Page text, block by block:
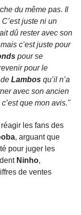
du même pas. Il
juste ni un
dû rester avec son
c’est juste pour
pour se
pour le
Lambos qu’il n’a
avec son ancien
c’est que mon avis."
les fans des
, arguant que
pour juger les
Ninho,
de ventes